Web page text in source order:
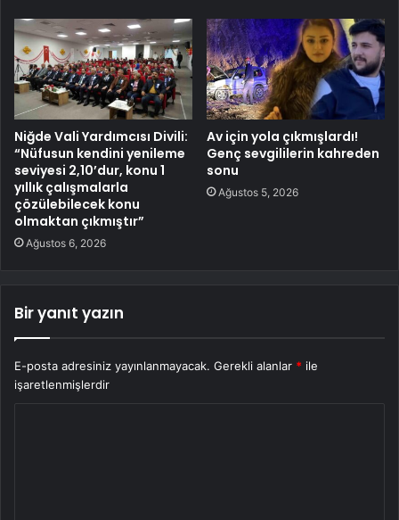
Niğde Vali Yardımcısı Divili:
“Nüfusun kendini yenileme
seviyesi 2,10’dur, konu 1
yıllık çalışmalarla
çözülebilecek konu
olmaktan çıkmıştır”
Ağustos 6, 2026
Av için yola çıkmışlardı!
Genç sevgililerin kahreden
sonu
Ağustos 5, 2026
Bir yanıt yazın
E-posta adresiniz yayınlanmayacak. Gerekli alanlar * ile
işaretlenmişlerdir